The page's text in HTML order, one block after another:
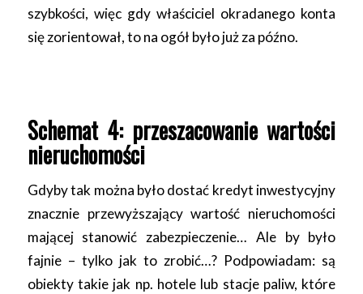
szybkości, więc gdy właściciel okradanego konta
się zorientował, to na ogół było już za późno.
Schemat 4: przeszacowanie wartości
nieruchomości
Gdyby tak można było dostać kredyt inwestycyjny
znacznie przewyższający wartość nieruchomości
mającej stanowić zabezpieczenie… Ale by było
fajnie – tylko jak to zrobić…? Podpowiadam: są
obiekty takie jak np. hotele lub stacje paliw, które